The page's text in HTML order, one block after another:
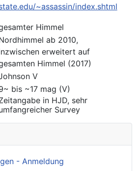
~assassin/index.shtml
Himmel
ab 2010,
erweitert auf
Himmel (2017)
V
bis ~17 mag (V)
in HJD, sehr
Survey
- Anmeldung